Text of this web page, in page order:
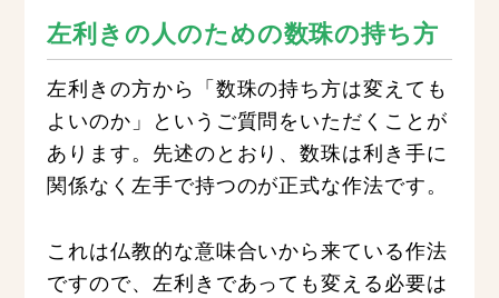
左利きの人のための数珠の持ち方
左利きの方から「数珠の持ち方は変えても
よいのか」というご質問をいただくことが
あります。先述のとおり、数珠は利き手に
関係なく左手で持つのが正式な作法です。
これは仏教的な意味合いから来ている作法
ですので、左利きであっても変える必要は